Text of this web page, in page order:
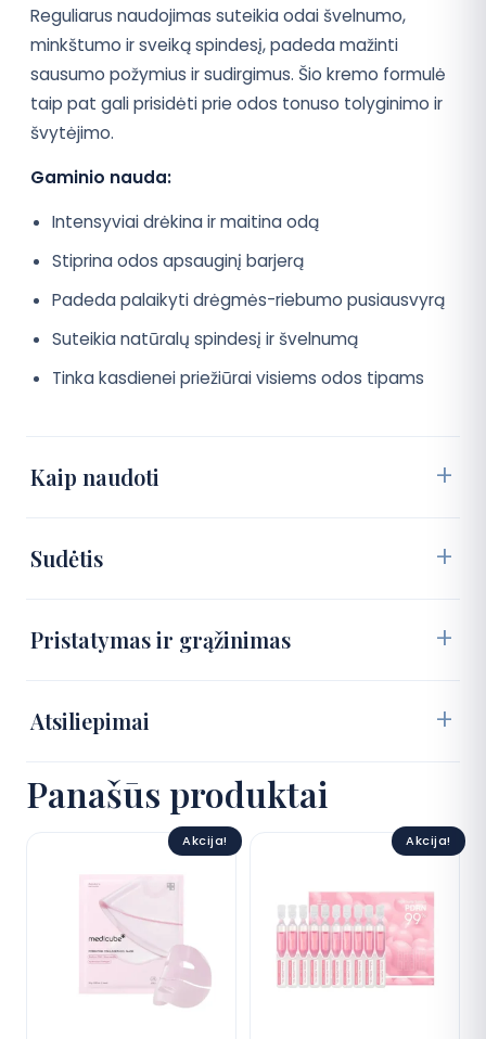
Reguliarus naudojimas suteikia odai švelnumo,
minkštumo ir sveiką spindesį, padeda mažinti
sausumo požymius ir sudirgimus. Šio kremo formulė
taip pat gali prisidėti prie odos tonuso tolyginimo ir
švytėjimo.
Gaminio nauda:
Intensyviai drėkina ir maitina odą
Stiprina odos apsauginį barjerą
Padeda palaikyti drėgmės-riebumo pusiausvyrą
Suteikia natūralų spindesį ir švelnumą
Tinka kasdienei priežiūrai visiems odos tipams
Kaip naudoti
Sudėtis
Pristatymas ir grąžinimas
Atsiliepimai
Panašūs produktai
Akcija! Akcija!